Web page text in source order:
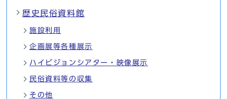
歴史民俗資料館
施設利用
企画展等各種展示
ハイビジョンシアター・映像展示
民俗資料等の収集
その他